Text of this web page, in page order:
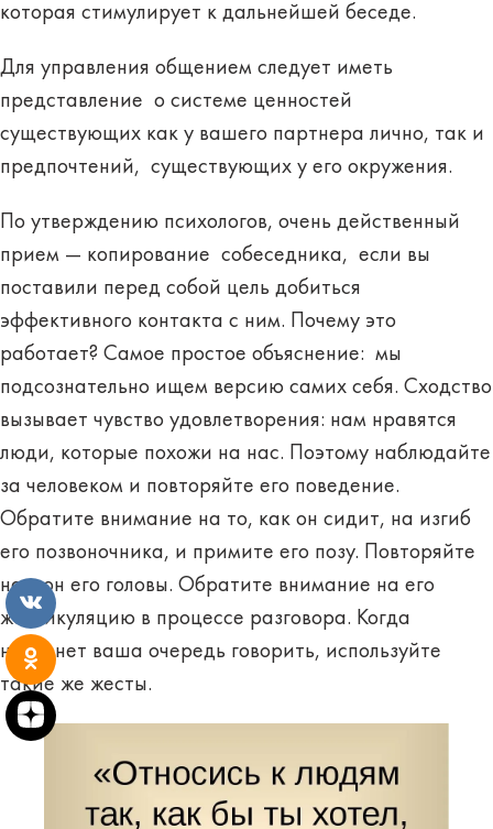
которая стимулирует к дальнейшей беседе.
Для управления общением следует иметь
представление о системе ценностей
существующих как у вашего партнера лично, так и
предпочтений, существующих у его окружения.
По утверждению психологов, очень действенный
прием — копирование собеседника, если вы
поставили перед собой цель добиться
эффективного контакта с ним. Почему это
работает? Самое простое объяснение: мы
подсознательно ищем версию самих себя. Сходство
вызывает чувство удовлетворения: нам нравятся
люди, которые похожи на нас. Поэтому наблюдайте
за человеком и повторяйте его поведение.
Обратите внимание на то, как он сидит, на изгиб
его позвоночника, и примите его позу. Повторяйте
наклон его головы. Обратите внимание на его
жестикуляцию в процессе разговора. Когда
настанет ваша очередь говорить, используйте
такие же жесты.